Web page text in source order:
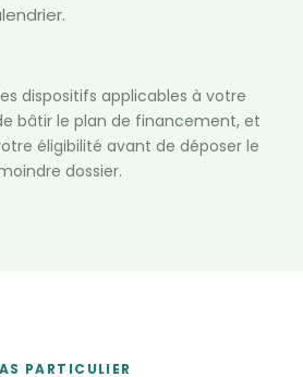
dispositifs applicables à votre
bâtir le plan de financement, et
éligibilité avant de déposer le
dossier.
PARTICULIER